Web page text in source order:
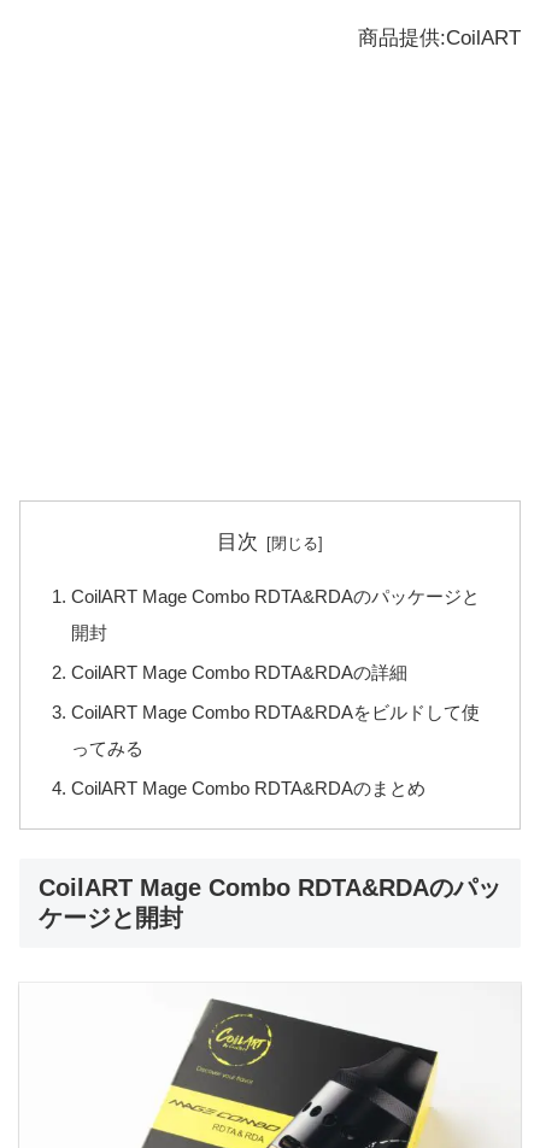
商品提供:CoilART
目次
CoilART Mage Combo RDTA&RDAのパッケージと
開封
CoilART Mage Combo RDTA&RDAの詳細
CoilART Mage Combo RDTA&RDAをビルドして使
ってみる
CoilART Mage Combo RDTA&RDAのまとめ
CoilART Mage Combo RDTA&RDAのパッ
ケージと開封